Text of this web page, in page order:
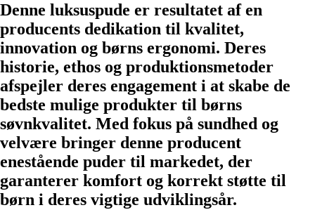
Denne luksuspude er resultatet af en
producents dedikation til kvalitet,
innovation og børns ergonomi. Deres
historie, ethos og produktionsmetoder
afspejler deres engagement i at skabe de
bedste mulige produkter til børns
søvnkvalitet. Med fokus på sundhed og
velvære bringer denne producent
enestående puder til markedet, der
garanterer komfort og korrekt støtte til
børn i deres vigtige udviklingsår.